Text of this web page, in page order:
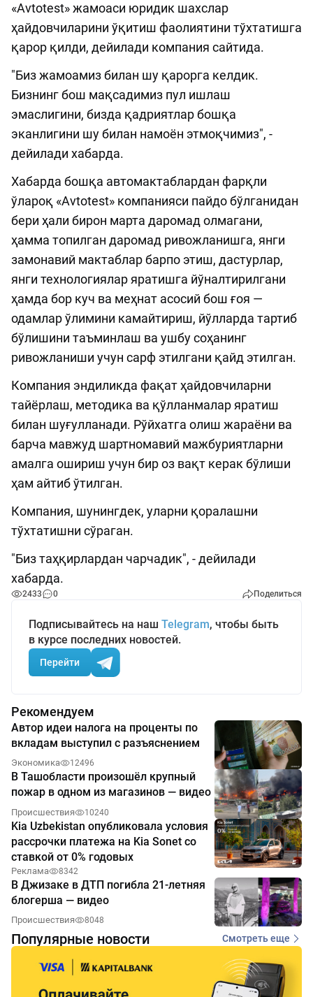
«Avtotest» жамоаси юридик шахслар
ҳайдовчиларини ўқитиш фаолиятини тўхтатишга
қарор қилди, дейилади компания сайтида.
"Биз жамоамиз билан шу қарорга келдик.
Бизнинг бош мақсадимиз пул ишлаш
эмаслигини, бизда қадриятлар бошқа
эканлигини шу билан намоён этмоқчимиз", -
дейилади хабарда.
Хабарда бошқа автомактаблардан фарқли
ўлароқ «Avtotest» компанияси пайдо бўлганидан
бери ҳали бирон марта даромад олмагани,
ҳамма топилган даромад ривожланишга, янги
замонавий мактаблар барпо этиш, дастурлар,
янги технологиялар яратишга йўналтирилгани
ҳамда бор куч ва меҳнат асосий бош ғоя —
одамлар ўлимини камайтириш, йўлларда тартиб
бўлишини таъминлаш ва ушбу соҳанинг
ривожланиши учун сарф этилгани қайд этилган.
Компания эндиликда фақат ҳайдовчиларни
тайёрлаш, методика ва қўлланмалар яратиш
билан шуғулланади. Рўйхатга олиш жараёни ва
барча мавжуд шартномавий мажбуриятларни
амалга ошириш учун бир оз вақт керак бўлиши
ҳам айтиб ўтилган.
Компания, шунингдек, уларни қоралашни
тўхтатишни сўраган.
"Биз таҳқирлардан чарчадик", - дейилади
хабарда.
2433 0 Поделиться
Подписывайтесь на наш Telegram, чтобы быть
в курсе последних новостей.
Перейти
Рекомендуем
Автор идеи налога на проценты по
вкладам выступил с разъяснением
Экономика 12496
В Ташобласти произошёл крупный
пожар в одном из магазинов — видео
Происшествия 10240
Kia Uzbekistan опубликовала условия
рассрочки платежа на Kia Sonet со
ставкой от 0% годовых
Реклама 8342
В Джизаке в ДТП погибла 21-летняя
блогерша — видео
Происшествия 8048
Популярные новости Смотреть еще